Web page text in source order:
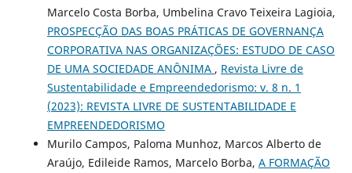
Marcelo Costa Borba, Umbelina Cravo Teixeira Lagioia,
PROSPECÇÃO DAS BOAS PRÁTICAS DE GOVERNANÇA
CORPORATIVA NAS ORGANIZAÇÕES: ESTUDO DE CASO
DE UMA SOCIEDADE ANÔNIMA , Revista Livre de
Sustentabilidade e Empreendedorismo: v. 8 n. 1
(2023): REVISTA LIVRE DE SUSTENTABILIDADE E
EMPREENDEDORISMO
Murilo Campos, Paloma Munhoz, Marcos Alberto de
Araújo, Edileide Ramos, Marcelo Borba, A FORMAÇÃO